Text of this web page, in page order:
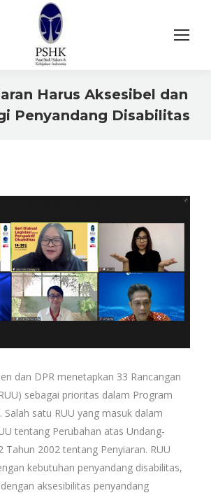
Harus Aksesibel dan
Penyandang Disabilitas
dan DPR menetapkan 33 Rancangan
sebagai prioritas dalam Program
Salah satu RUU yang masuk dalam
tentang Perubahan atas Undang-
Tahun 2002 tentang Penyiaran. RUU
kebutuhan penyandang disabilitas,
aksesibilitas penyandang